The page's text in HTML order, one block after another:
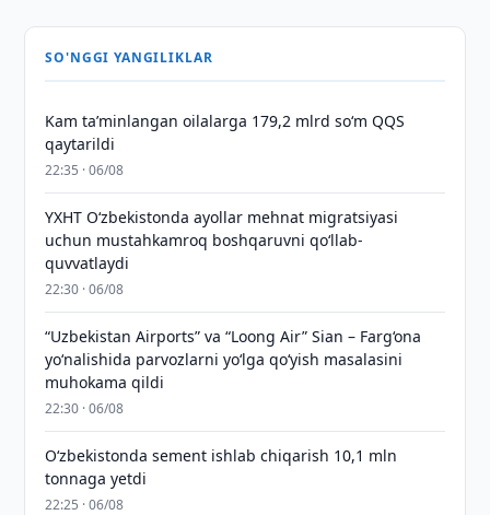
SO'NGGI YANGILIKLAR
Kam taʼminlangan oilalarga 179,2 mlrd so‘m QQS
qaytarildi
22:35 · 06/08
YXHT O‘zbekistonda ayollar mehnat migratsiyasi
uchun mustahkamroq boshqaruvni qo‘llab-
quvvatlaydi
22:30 · 06/08
“Uzbekistan Airports” va “Loong Air” Sian – Farg‘ona
yo‘nalishida parvozlarni yo‘lga qo‘yish masalasini
muhokama qildi
22:30 · 06/08
O‘zbekistonda sement ishlab chiqarish 10,1 mln
tonnaga yetdi
22:25 · 06/08